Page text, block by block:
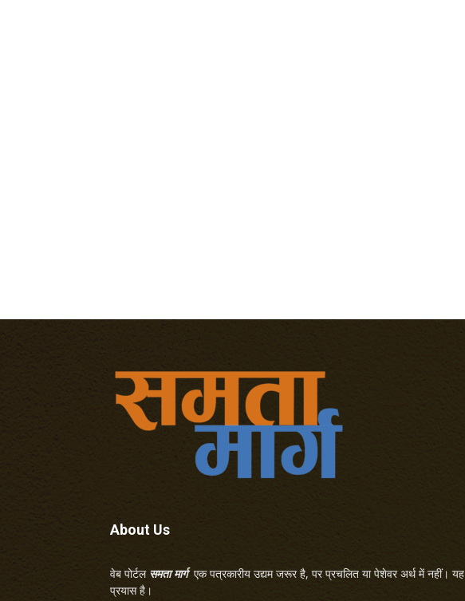
About Us
वेब पोर्टल समता मार्गएक पत्रकारीय उद्यम जरूर है, पर प्रचलित या पेशेवर अर्थ में नहीं।
प्रयास है।